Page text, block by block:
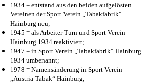
1934 = entstand aus den beiden aufgelösten
Vereinen der Sport Verein „Tabakfabrik“
Hainburg neu;
1945 = als Arbeiter Turn und Sport Verein
Hainburg 1934 reaktiviert;
1947 = in Sport Verein „Tabakfabrik“ Hainburg
1934 umbenannt;
1978 = Namensänderung in Sport Verein
„Austria-Tabak“ Hainburg;